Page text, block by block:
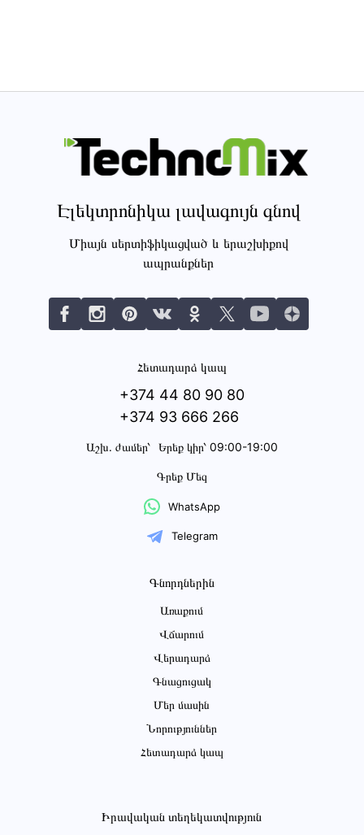
Էլեկտրոնիկա լավագույն գնով
Միայն սերտիֆիկացված և երաշխիքով
ապրանքներ
Հետադարձ կապ
+374 44 80 90 80
+374 93 666 266
Աշխ․ ժամեր՝ Երեք կիր՝ 09:00-19:00
Գրեք Մեզ
WhatsApp
Telegram
Գնորդներին
Առաքում
Վճարում
Վերադարձ
Գնացուցակ
Մեր մասին
Նորություններ
Հետադարձ կապ
Իրավական տեղեկատվություն